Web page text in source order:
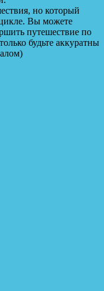
но который
Вы можете
путешествие по
будьте аккуратны